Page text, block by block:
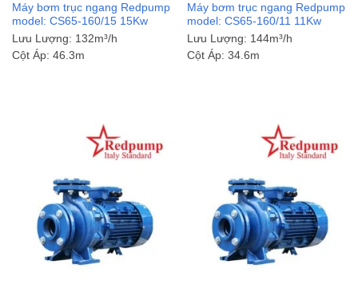
Máy bơm trục ngang Redpump
model: CS65-160/15 15Kw
Lưu Lượng: 132m³/h
Cột Áp: 46.3m
Máy bơm trục ngang Redpump
model: CS65-160/11 11Kw
Lưu Lượng: 144m³/h
Cột Áp: 34.6m